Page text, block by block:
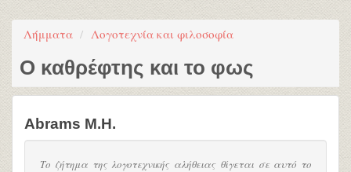
Λήμματα Λογοτεχνία και φιλοσοφία
Ο καθρέφτης και το φως
Abrams M.H.
Το ζήτημα της λογοτεχνικής αλήθειας θίγεται σε αυτό το